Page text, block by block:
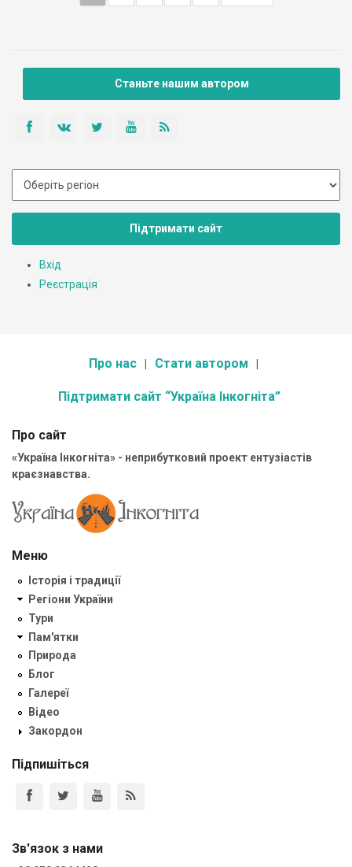
Станьте нашим автором
Підтримати сайт
Вхід
Реєстрація
Про нас Стати автором
Підтримати сайт “Україна Інкогніта”
Про сайт
«Україна Інкогніта» - неприбутковий проект ентузіастів
краєзнавства.
Меню
Історія і традиції
Регіони України
Тури
Пам'ятки
Природа
Блог
Галереї
Відео
Закордон
Підпишіться
Зв'язок з нами